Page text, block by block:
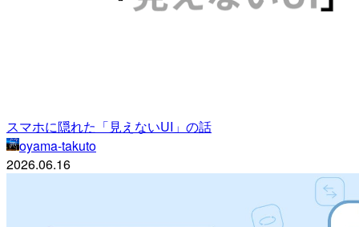
スマホに隠れた「見えないUI」の話
oyama-takuto
2026.06.16